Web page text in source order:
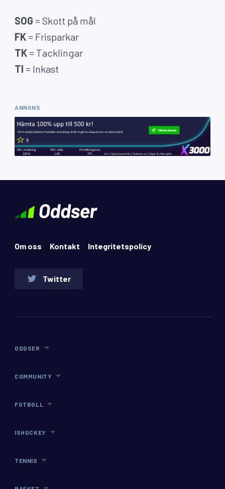
SOG = Skott på mål
FK = Frisparkar
TK = Tacklingar
TI = Inkast
ANNONS
Om oss Kontakt Integritetspolicy
Twitter
ODDSER
COMMUNITY
FOTBOLL
ISHOCKEY
TENNIS